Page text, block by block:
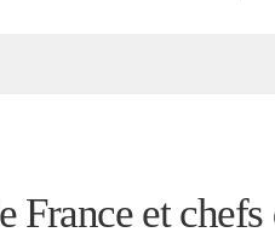
France et chefs